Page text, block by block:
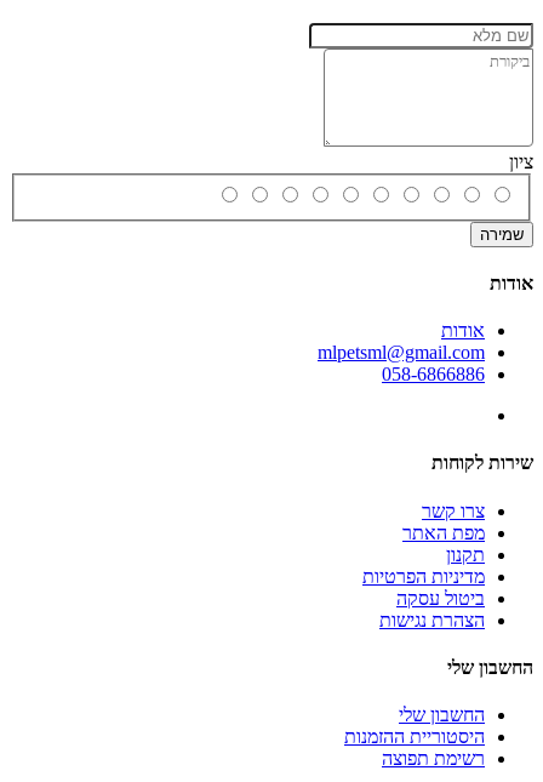
ציון
שמירה
אודות
אודות
mlpetsml@gmail.com
058-6866886
שירות לקוחות
צרו קשר
מפת האתר
תקנון
מדיניות הפרטיות
ביטול עסקה
הצהרת נגישות
החשבון שלי
החשבון שלי
היסטוריית ההזמנות
רשימת תפוצה